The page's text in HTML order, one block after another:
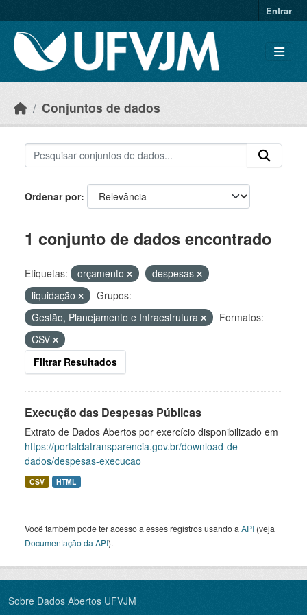
Entrar
Conjuntos de dados
Ordenar por
1 conjunto de dados encontrado
Etiquetas: orçamento
despesas
liquidação
Grupos:
Gestão, Planejamento e Infraestrutura
Formatos:
CSV
Filtrar Resultados
Execução das Despesas Públicas
Extrato de Dados Abertos por exercício disponibilizado em
https://portaldatransparencia.gov.br/download-de-
dados/despesas-execucao
CSV HTML
Você também pode ter acesso a esses registros usando a API (veja
Documentação da API).
Sobre Dados Abertos UFVJM